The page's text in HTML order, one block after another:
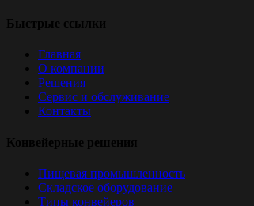
Быстрые ссылки
Главная
О компании
Решения
Сервис и обслуживание
Контакты
Конвейерные решения
Пищевая промышленность
Складское оборудование
Типы конвейеров